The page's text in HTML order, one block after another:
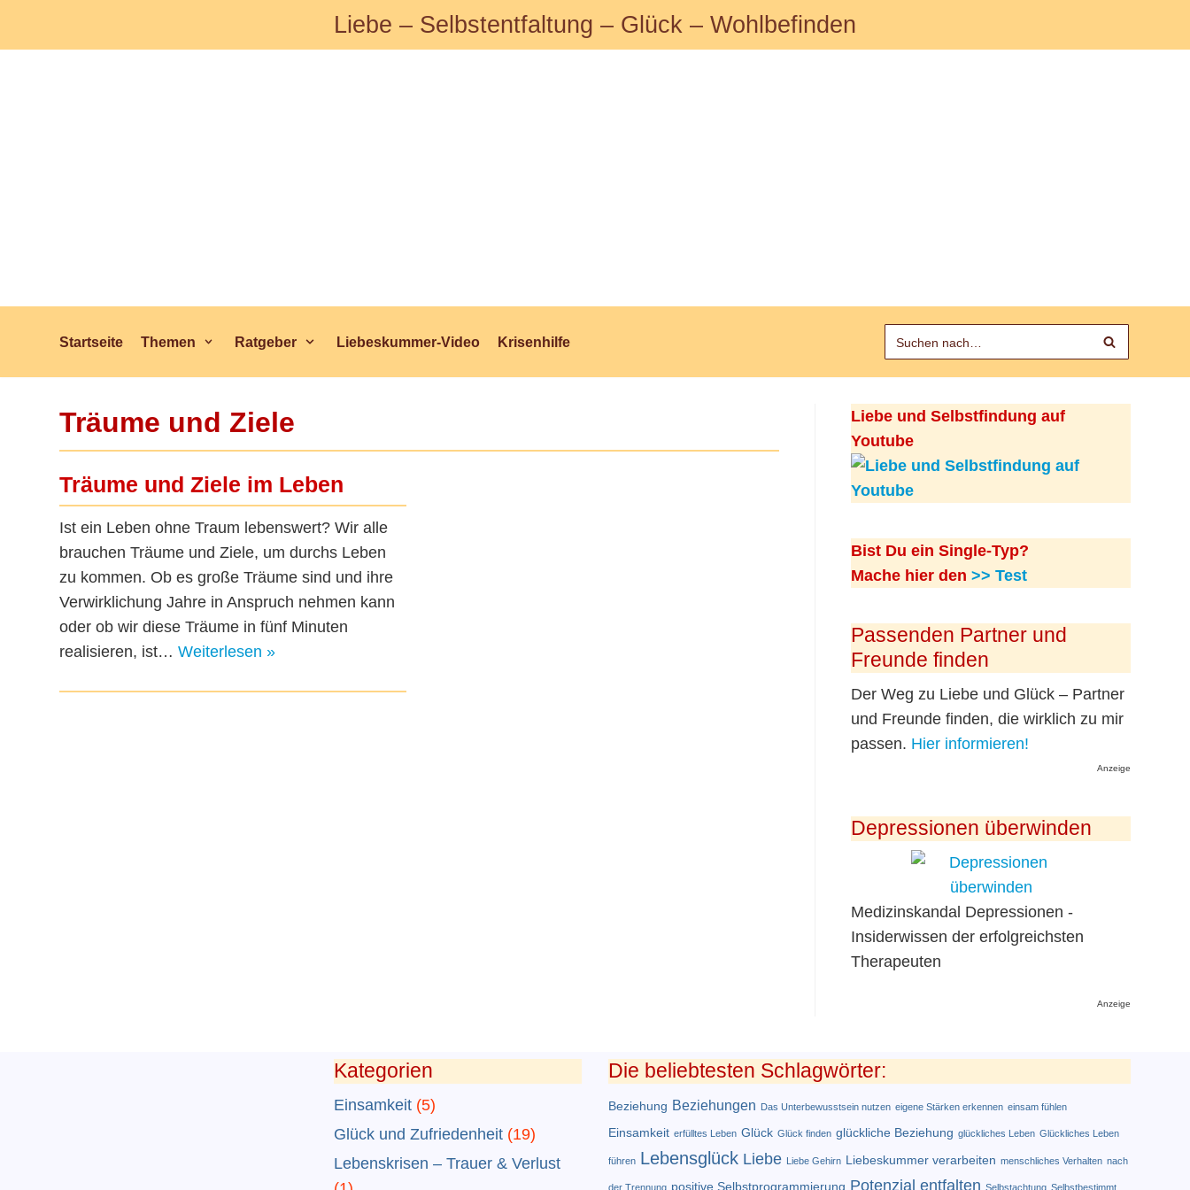
Zum
Liebe – Selbstentfaltung – Glück – Wohlbefinden
Startseite Themen Ratgeber Liebeskummer-Video Krisenhilfe
Träume und Ziele
Träume und Ziele im Leben
Ist ein Leben ohne Traum lebenswert? Wir alle
brauchen Träume und Ziele, um durchs Leben
zu kommen. Ob es große Träume sind und ihre
Verwirklichung Jahre in Anspruch nehmen kann
oder ob wir diese Träume in fünf Minuten
realisieren, ist… Weiterlesen »
Liebe und Selbstfindung auf
Youtube
Bist Du ein Single-Typ?
Mache hier den >> Test
Passenden Partner und
Freunde finden
Der Weg zu Liebe und Glück – Partner
und Freunde finden, die wirklich zu mir
passen. Hier informieren!
Anzeige
Depressionen überwinden
Medizinskandal Depressionen -
Insiderwissen der erfolgreichsten
Therapeuten
Anzeige
Kategorien
Einsamkeit (5)
Glück und Zufriedenheit (19)
Lebenskrisen – Trauer & Verlust
Die beliebtesten Schlagwörter:
Beziehung Beziehungen Das Unterbewusstsein nutzen eigene Stärken erkennen einsam fühlen
Einsamkeit erfülltes Leben Glück Glück finden glückliche Beziehung glückliches Leben Glückliches Leben
führen Lebensglück Liebe Liebe Gehirn Liebeskummer verarbeiten menschliches Verhalten nach
der Trennung positive Selbstprogrammierung Potenzial entfalten Selbstachtung Selbstbestimmt